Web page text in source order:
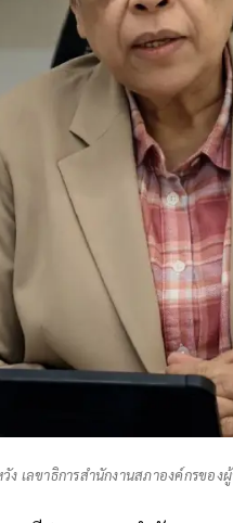
ง เลขาธิการสำนักงานสภาองค์กรของ